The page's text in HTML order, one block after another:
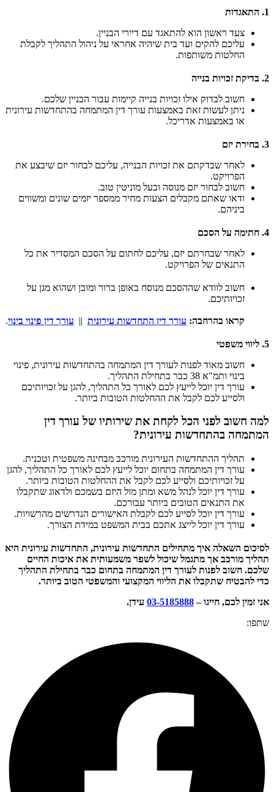
1. התאגדות
צעד ראשון הוא להתאגד עם דיירי הבניין.
עליכם להקים ועד בית שיהיה אחראי על ניהול התהליך לקבלת
החלטות משותפות.
2. בדיקת זכויות בנייה
חשוב לבדוק אילו זכויות בנייה קיימות עבור הבניין שלכם.
ניתן לעשות זאת באמצעות עורך דין המתמחה בהתחדשות עירונית
או באמצעות אדריכל.
3. בחירת יזם
לאחר שבדקתם את זכויות הבנייה, עליכם לבחור יזם שיבצע את
הפרויקט.
חשוב לבחור יזם מנוסה ובעל מוניטין טוב.
ודאו שאתם מקבלים הצעות מחיר ממספר יזמים שונים ומשווים
ביניהם.
4. חתימה על הסכם
לאחר שבחרתם יזם, עליכם לחתום על הסכם המסדיר את כל
התנאים של הפרויקט.
חשוב לוודא שההסכם מנוסח באופן ברור ומובן ושהוא מגן על
זכויותיכם.
קראו בהרחבה: עורך דין התחדשות עירונית || עורך דין פינוי בינוי.
5. ליווי משפטי
חשוב מאוד לפנות לעורך דין המתמחה בהתחדשות עירונית, פינוי
בינוי ותמ"א 38 כבר בתחילת התהליך.
עורך דין יוכל לייעץ לכם לאורך כל התהליך, להגן על זכויותיכם
ולסייע לכם לקבל את ההחלטות הטובות ביותר.
למה חשוב לפני הכל לקחת את שירותיו של עורך דין
המתמחה בהתחדשות עירונית?
תהליך ההתחדשות העירונית מורכב מבחינה משפטית וטכנית.
עורך דין המתמחה בתחום יוכל לייעץ לכם לאורך כל התהליך, להגן
על זכויותיכם ולסייע לכם לקבל את ההחלטות הטובות ביותר.
עורך דין יוכל לנהל משא ומתן מול היזם בשמכם ולדאוג שתקבלו
את התנאים הטובים ביותר עבורכם.
עורך דין יוכל לסייע לכם לקבלת האישורים הנדרשים מהרשויות.
עורך דין יוכל לייצג אתכם בבית המשפט במידת הצורך.
לסיכום השאלה איך מתחילים התחדשות עירונית, התחדשות עירונית היא
תהליך מורכב אך מתגמל שיכול לשפר משמעותית את איכות החיים
שלכם. חשוב לפנות לעורך דין המתמחה בתחום כבר בתחילת התהליך
כדי להבטיח שתקבלו את הליווי המקצועי והמשפטי הטוב ביותר.
אני זמין לכם, חייגו –03-5185888 עידן.
שתפו: